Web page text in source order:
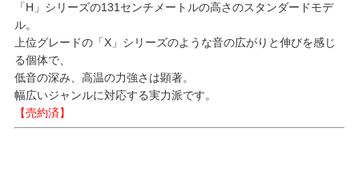
「H」シリーズの131センチメートルの高さのスタンダードモデ
ル。
上位グレードの「X」シリーズのような音の広がりと伸びを感じ
る個体で、
低音の深み、高温の力強さは顕著。
幅広いジャンルに対応する実力派です。
【売約済】